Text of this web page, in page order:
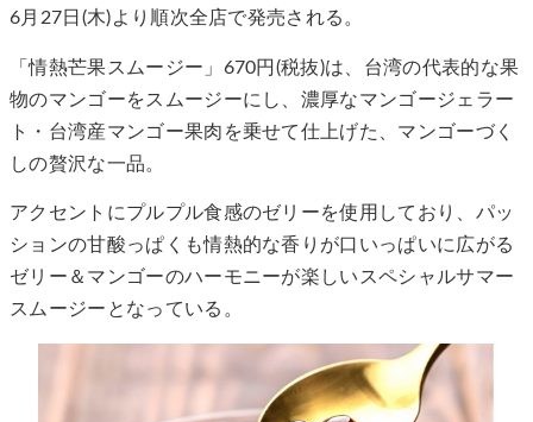
6月27日(木)より順次全店で発売される。
「情熱芒果スムージー」670円(税抜)は、台湾の代表的な果
物のマンゴーをスムージーにし、濃厚なマンゴージェラー
ト・台湾産マンゴー果肉を乗せて仕上げた、マンゴーづく
しの贅沢な一品。
アクセントにプルプル食感のゼリーを使用しており、パッ
ションの甘酸っぱくも情熱的な香りが口いっぱいに広がる
ゼリー＆マンゴーのハーモニーが楽しいスペシャルサマー
スムージーとなっている。